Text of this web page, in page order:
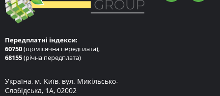
Передплатні індекси:
60750(щомісячна передплата),
68155(річна передплата)
Україна, м. Київ, вул. Микільсько-
Слобідська, 1А, 02002